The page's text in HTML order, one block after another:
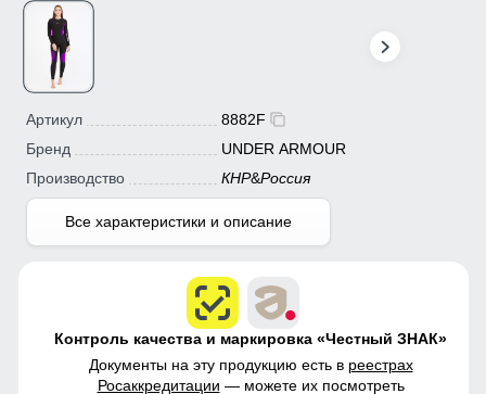
Артикул
8882F
Бренд
UNDER ARMOUR
Производство
КНР&Россия
Все характеристики и описание
Контроль качества и маркировка «Честный ЗНАК»
Документы на эту продукцию есть в реестрах
Росаккредитации — можете их посмотреть